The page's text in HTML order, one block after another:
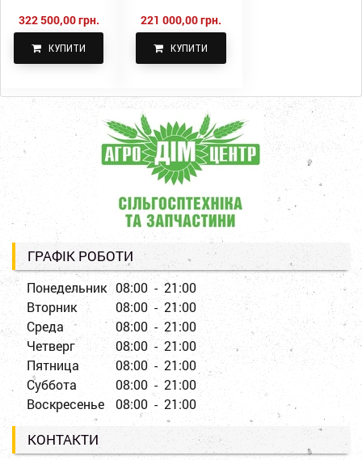
322 500,00 грн.
КУПИТИ
221 000,00 грн.
КУПИТИ
ГРАФІК РОБОТИ
Понедельник 08:00 - 21:00
Вторник
08:00 - 21:00
Среда
08:00 - 21:00
Четверг
08:00 - 21:00
Пятница
08:00 - 21:00
Суббота
08:00 - 21:00
Воскресенье
08:00 - 21:00
КОНТАКТИ